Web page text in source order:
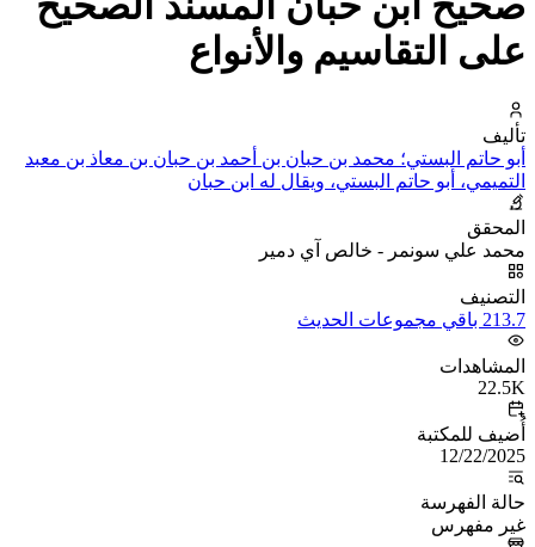
على التقاسيم والأنواع
تأليف
أبو حاتم البستي؛ محمد بن حبان بن أحمد بن حبان بن معاذ بن معبد
التميمي، أبو حاتم البستي، ويقال له ابن حبان
المحقق
محمد علي سونمر - خالص آي دمير
التصنيف
213.7 باقي مجموعات الحديث
المشاهدات
22.5K
أُضيف للمكتبة
12/22/2025
حالة الفهرسة
غير مفهرس